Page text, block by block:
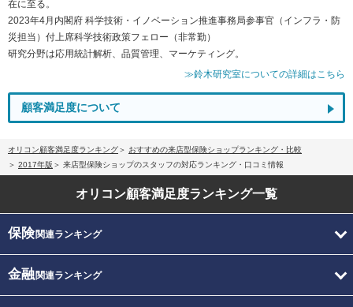
在に至る。
2023年4月内閣府 科学技術・イノベーション推進事務局参事官（インフラ・防
災担当）付上席科学技術政策フェロー（非常勤）
研究分野は応用統計解析、品質管理、マーケティング。
≫鈴木研究室についての詳細はこちら
顧客満足度について
オリコン顧客満足度ランキング
おすすめの来店型保険ショップランキング・比較
2017年版
来店型保険ショップのスタッフの対応ランキング・口コミ情報
オリコン顧客満足度ランキング一覧
保険関連ランキング
金融関連ランキング